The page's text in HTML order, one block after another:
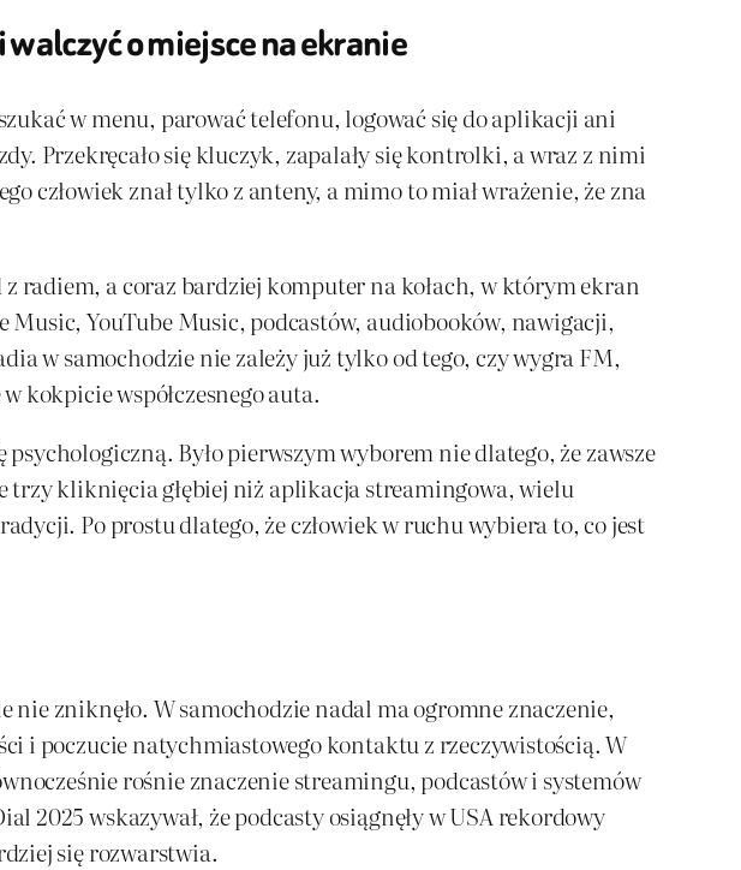
o miejsce na ekranie
w menu, parować telefonu, logować się do aplikacji ani
Przekręcało się kluczyk, zapalały się kontrolki, a wraz z nimi
człowiek znał tylko z anteny, a mimo to miał wrażenie, że zna
radiem, a coraz bardziej komputer na kołach, w którym ekran
YouTube Music, podcastów, audiobooków, nawigacji,
w samochodzie nie zależy już tylko od tego, czy wygra FM,
kokpicie współczesnego auta.
Było pierwszym wyborem nie dlatego, że zawsze
trzy kliknięcia głębiej niż aplikacja streamingowa, wielu
Po prostu dlatego, że człowiek w ruchu wybiera to, co jest
zniknęło. W samochodzie nadal ma ogromne znaczenie,
i poczucie natychmiastowego kontaktu z rzeczywistością. W
rośnie znaczenie streamingu, podcastów i systemów
wskazywał, że podcasty osiągnęły w USA rekordowy
się rozwarstwia.